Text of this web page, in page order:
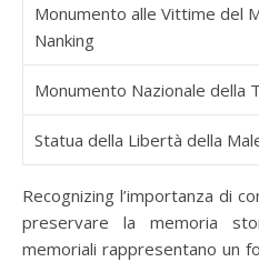
Monumento alle Vittime del
Nanking
Monumento Nazionale della
Statua della Libertà della
Recognizing l’importanza di
preservare la memoria
memoriali rappresentano un